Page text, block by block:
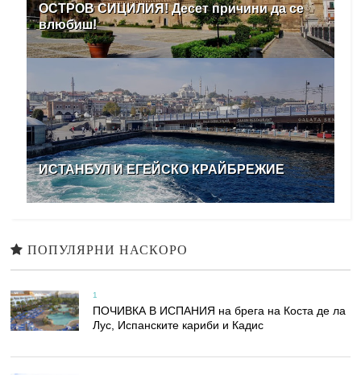
ОСТРОВ СИЦИЛИЯ! Десет причини да се
влюбиш!
ИСТАНБУЛ И ЕГЕЙСКО КРАЙБРЕЖИЕ
ПОПУЛЯРНИ НАСКОРО
1
ПОЧИВКА В ИСПАНИЯ на брега на Коста де ла
Лус, Испанските кариби и Кадис